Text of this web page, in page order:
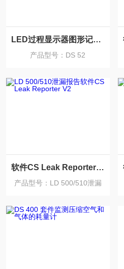
LED过程显示器图形记录仪
产品型号：DS 52
软件CS Leak Reporter V2
产品型号：LD 500/510泄漏